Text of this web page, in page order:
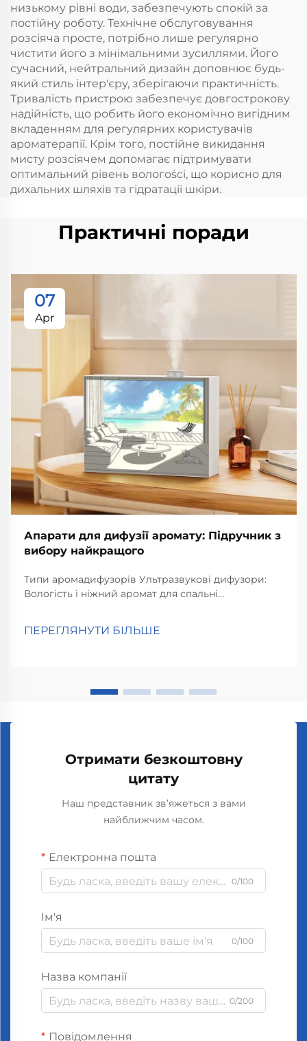
низькому рівні води, забезпечують спокій за
постійну роботу. Технічне обслуговування
розсіяча просте, потрібно лише регулярно
чистити його з мінімальними зусиллями. Його
сучасний, нейтральний дизайн доповнює будь-
який стиль інтер'єру, зберігаючи практичність.
Тривалість пристрою забезпечує довгострокову
надійність, що робить його економічно вигідним
вкладенням для регулярних користувачів
ароматерапії. Крім того, постійне викидання
мисту розсіячем допомагає підтримувати
оптимальний рівень вологоści, що корисно для
дихальних шляхів та гідратації шкіри.
Практичні поради
07
Apr
Апарати для дифузії аромату: Підручник з
вибору найкращого
Типи аромадифузорів Ультразвукові дифузори:
Вологість і ніжний аромат для спальні
ефірні олії в повітрі, по суті, виконуючи одночасно
ПЕРЕГЛЯНУТИ БІЛЬШЕ
Отримати безкоштовну
цитату
Наш представник зв’яжеться з вами
найближчим часом.
Електронна пошта
0/100
Ім'я
0/100
Назва компанії
0/200
Повідомлення